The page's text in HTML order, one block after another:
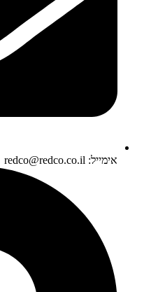
אימייל: redco@redco.co.il